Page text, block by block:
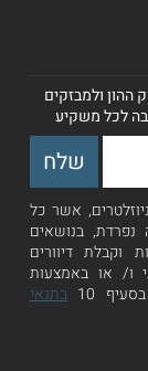
ההון ולמבזקים
לכל משקיע
אשר כל
בנושאים
וקבלת דיוורים
ו/ או באמצעות
10
בתנאי